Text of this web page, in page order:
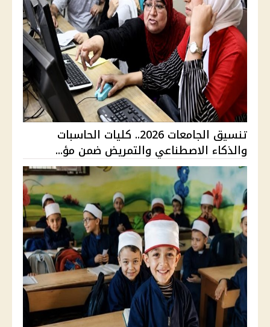
تنسيق الجامعات 2026.. كليات الحاسبات
والذكاء الاصطناعي والتمريض ضمن مؤ...